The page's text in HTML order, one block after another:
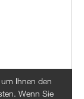
Ihnen den
Wenn Sie